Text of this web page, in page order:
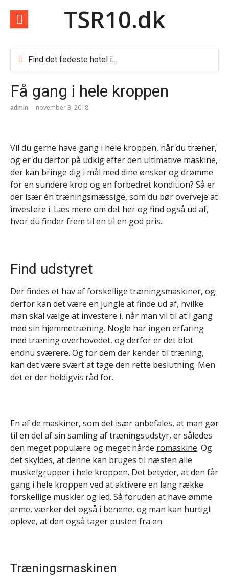
indhold
TSR10.dk
Find det fedeste hotel i Dubai
Sådan finder du de billige weekendophold
Rom i foråret
Forbrugslån og RKI lån
Fire lånetyper i Danmark og hvornår de giver mening
Top 10 nye digitale tjenester danskerne bør kende til
Teknologibranchen og faglig organisering: Mange vælger a-kasse men fravælger fagforening
Det tekniske fundament bag en velfungerende hjemmeside
Få gang i hele kroppen
admin november 3, 2018
Vil du gerne have gang i hele kroppen, når du træner,
og er du derfor på udkig efter den ultimative maskine,
der kan bringe dig i mål med dine ønsker og drømme
for en sundere krop og en forbedret kondition? Så er
der især én træningsmæssige, som du bør overveje at
investere i. Læs mere om det her og find også ud af,
hvor du finder frem til en til en god pris.
Find udstyret
Der findes et hav af forskellige træningsmaskiner, og
derfor kan det være en jungle at finde ud af, hvilke
man skal vælge at investere i, når man vil til at i gang
med sin hjemmetræning. Nogle har ingen erfaring
med træning overhovedet, og derfor er det blot
endnu sværere. Og for dem der kender til træning,
kan det være svært at tage den rette beslutning. Men
det er der heldigvis råd for.
En af de maskiner, som det især anbefales, at man gør
til en del af sin samling af træningsudstyr, er således
den meget populære og meget hårde romaskine. Og
det skyldes, at denne kan bruges til næsten alle
muskelgrupper i hele kroppen. Det betyder, at den får
gang i hele kroppen ved at aktivere en lang række
forskellige muskler og led. Så foruden at have ømme
arme, værker det også i benene, og man kan hurtigt
opleve, at den også tager pusten fra en.
Træningsmaskinen